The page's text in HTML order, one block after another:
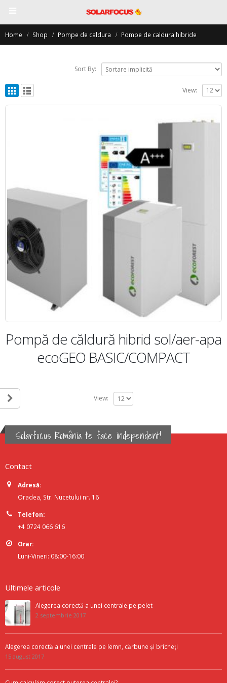
Home Shop Pompe de caldura Pompe de caldura hibride
Sort By:
View:
Pompă de căldură hibrid sol/aer-apa
ecoGEO BASIC/COMPACT
View:
Solarfocus România te face independent!
Contact
Adresă:
Oradea, Str. Nucetului nr. 16
Telefon:
+4 0724 066 616
Orar:
Luni-Vineri: 08:00-16:00
Ultimele articole
Alegerea corectă a unei centrale pe pelet
2 septembrie 2017
Alegerea corectă a unei centrale pe lemn, cărbune și bricheți
15 august 2017